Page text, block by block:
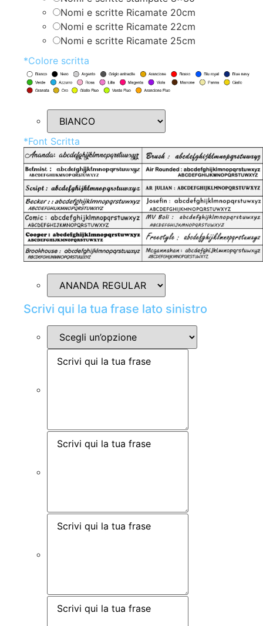
Nomi e scritte Ricamate 20cm
Nomi e scritte Ricamate 22cm
Nomi e scritte Ricamate 25cm
*Colore scritta
*Font Scritta
Scrivi qui la tua frase lato sinistro